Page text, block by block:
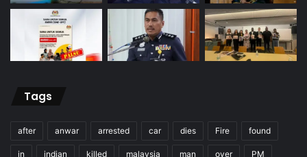
Tags
after anwar arrested car dies Fire found
in indian killed malaysia man over PM